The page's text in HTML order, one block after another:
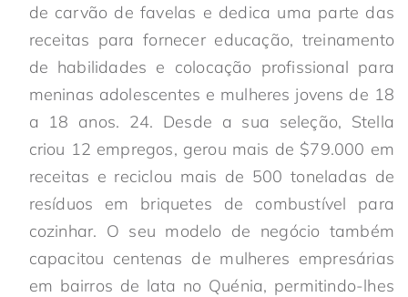
de carvão de favelas e dedica uma parte das
receitas para fornecer educação, treinamento
de habilidades e colocação profissional para
meninas adolescentes e mulheres jovens de 18
a 18 anos. 24. Desde a sua seleção, Stella
criou 12 empregos, gerou mais de $79.000 em
receitas e reciclou mais de 500 toneladas de
resíduos em briquetes de combustível para
cozinhar. O seu modelo de negócio também
capacitou centenas de mulheres empresárias
em bairros de lata no Quénia, permitindo-lhes